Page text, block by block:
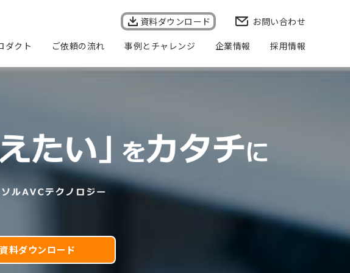
資料ダウンロード
お問い合わせ
ダクト ご依頼の流れ 事例とチャレンジ 企業情報
会社概要
企業理念
事業所一覧
代表者メッセージ
個人情報保護方針
個人情報の取り扱いについて
情報セキュリティ基本方針
品質方針
健康経営
採用情報
資料ダウンロード